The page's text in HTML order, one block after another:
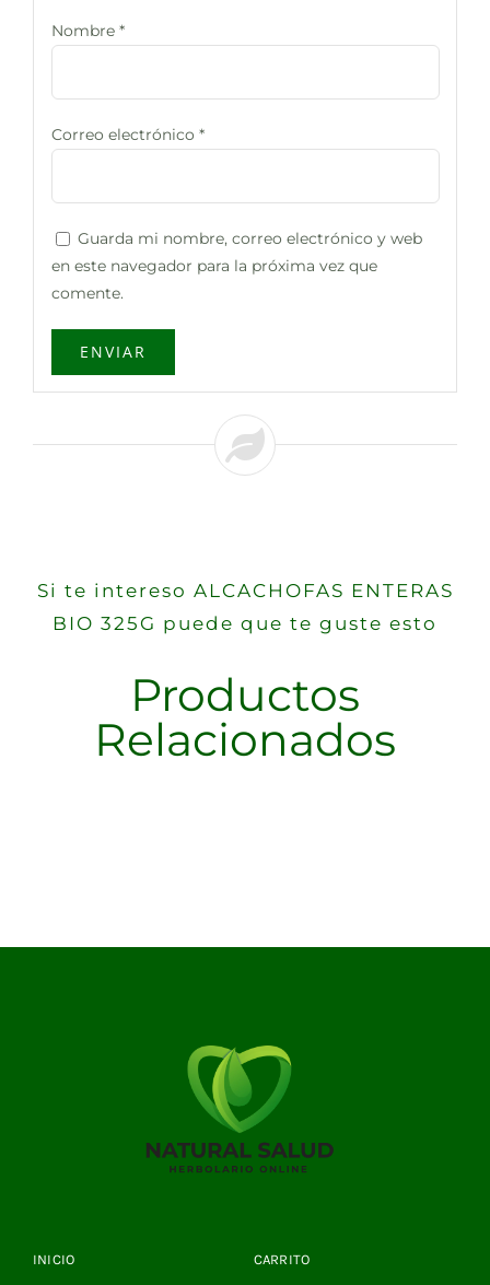
Nombre *
Correo electrónico *
Guarda mi nombre, correo electrónico y web
en este navegador para la próxima vez que
comente.
Si te intereso ALCACHOFAS ENTERAS
BIO 325G puede que te guste esto
Productos
Relacionados
INICIO CARRITO